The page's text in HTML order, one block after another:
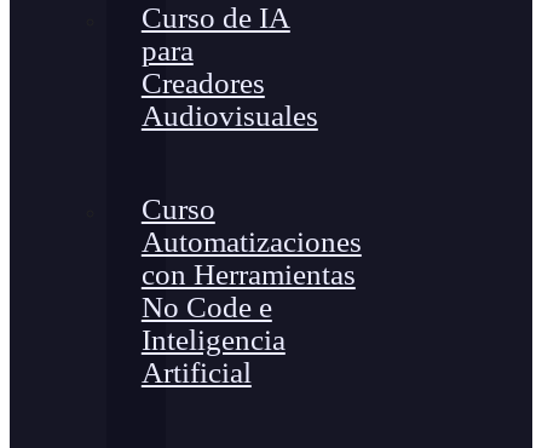
Curso de IA
para
Creadores
Audiovisuales
Curso
Automatizaciones
con Herramientas
No Code e
Inteligencia
Artificial